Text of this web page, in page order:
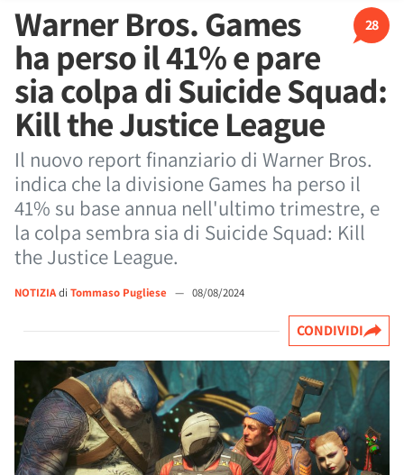
28
Warner Bros. Games
ha perso il 41% e pare
sia colpa di Suicide Squad:
Kill the Justice League
Il nuovo report finanziario di Warner Bros.
indica che la divisione Games ha perso il
41% su base annua nell'ultimo trimestre, e
la colpa sembra sia di Suicide Squad: Kill
the Justice League.
NOTIZIAdi Tommaso Pugliese — 08/08/2024
CONDIVIDI